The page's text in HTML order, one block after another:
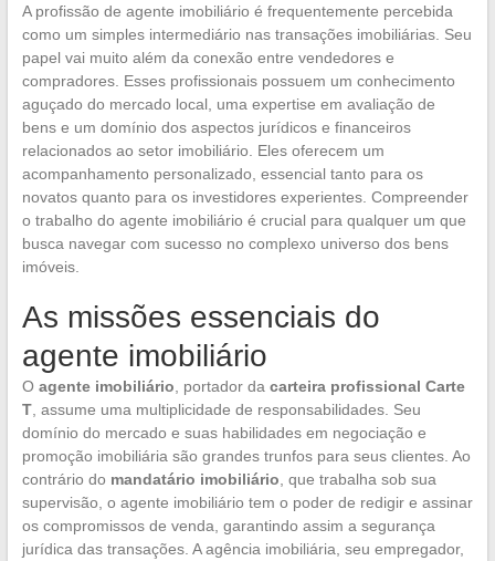
A profissão de agente imobiliário é frequentemente percebida
como um simples intermediário nas transações imobiliárias. Seu
papel vai muito além da conexão entre vendedores e
compradores. Esses profissionais possuem um conhecimento
aguçado do mercado local, uma expertise em avaliação de
bens e um domínio dos aspectos jurídicos e financeiros
relacionados ao setor imobiliário. Eles oferecem um
acompanhamento personalizado, essencial tanto para os
novatos quanto para os investidores experientes. Compreender
o trabalho do agente imobiliário é crucial para qualquer um que
busca navegar com sucesso no complexo universo dos bens
imóveis.
As missões essenciais do
agente imobiliário
O agente imobiliário , portador da carteira profissional Carte
T, assume uma multiplicidade de responsabilidades. Seu
domínio do mercado e suas habilidades em negociação e
promoção imobiliária são grandes trunfos para seus clientes. Ao
contrário do mandatário imobiliário , que trabalha sob sua
supervisão, o agente imobiliário tem o poder de redigir e assinar
os compromissos de venda, garantindo assim a segurança
jurídica das transações. A agência imobiliária, seu empregador,